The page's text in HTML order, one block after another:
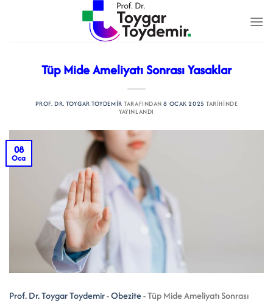
Tüp Mide Ameliyatı Sonrası Yasaklar
PROF. DR. TOYGAR TOYDEMIR TARAFINDAN 8 OCAK 2025 TARIHINDE
YAYINLANDI
08
Oca
Prof. Dr. Toygar Toydemir-Obezite-Tüp Mide Ameliyatı Sonrası